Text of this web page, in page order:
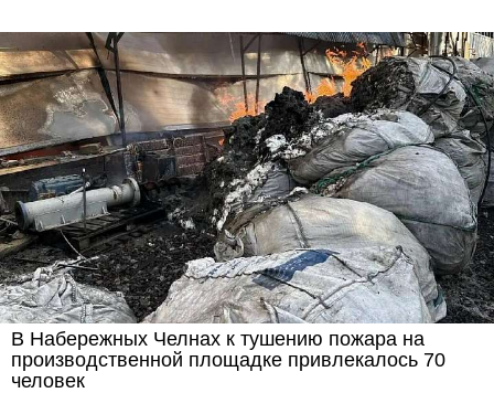
В Набережных Челнах к тушению пожара на
производственной площадке привлекалось 70
человек